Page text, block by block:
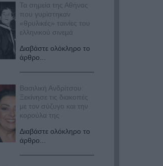
Τα σημεία της Αθήνας
που γυρίστηκαν
«θρυλικές» ταινίες του
ελληνικού σινεμά
Διαβάστε ολόκληρο το
άρθρο...
Βασιλική Ανδρίτσου:
Ξεκίνησε τις διακοπές
με τον σύζυγο και την
κορούλα της
Διαβάστε ολόκληρο το
άρθρο...